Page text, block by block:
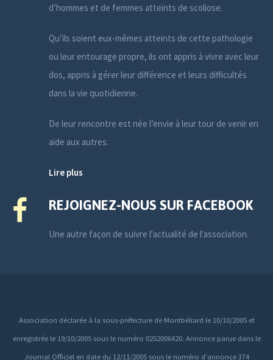
d’hommes et de femmes atteints de scoliose.
Qu’ils soient eux-mêmes atteints de cette pathologie
ou leur entourage propre, ils ont appris à vivre avec leur
dos, appris à gérer leur différence et leurs difficultés
dans la vie quotidienne.
De leur rencontre est née l’envie à leur tour de venir en
aide aux autres.
Lire plus
REJOIGNEZ-NOUS SUR FACEBOOK
Une autre façon de suivre l'actualité de l'association.
Association déclarée à la sous-préfecture de Montbéliard le 10/10/2005 et
enregistrée le 19/10/2005 sous le numéro 0252006420. Annonce parue dans le
Journal Officiel en date du 12/11/2005 sous le numéro d'annonce 374